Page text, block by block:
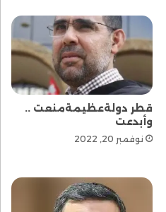
قطر دولةعظيمةمنعت ..
وأبدعت
نوفمبر 20, 2022